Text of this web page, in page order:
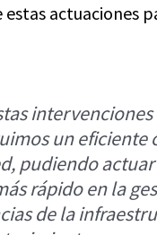
actuaciones
intervenciones
un eficiente
pudiendo
rápido en la
de la